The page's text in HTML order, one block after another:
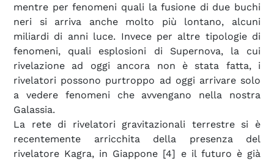
mentre per fenomeni quali la fusione di due buchi
neri si arriva anche molto più lontano, alcuni
miliardi di anni luce. Invece per altre tipologie di
fenomeni, quali esplosioni di Supernova, la cui
rivelazione ad oggi ancora non è stata fatta, i
rivelatori possono purtroppo ad oggi arrivare solo
a vedere fenomeni che avvengano nella nostra
Galassia.
La rete di rivelatori gravitazionali terrestre si è
recentemente arricchita della presenza del
rivelatore Kagra, in Giappone [4] e il futuro è già